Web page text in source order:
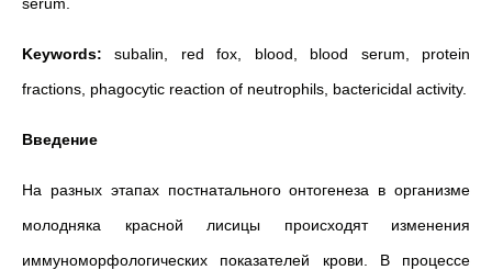
Keywords:subalin, red fox, blood, blood serum, protein
fractions, phagocytic reaction of neutrophils, bactericidal activity.
Введение
На разных этапах постнатального онтогенеза в организме
молодняка красной лисицы происходят изменения
иммуноморфологических показателей крови. В процессе